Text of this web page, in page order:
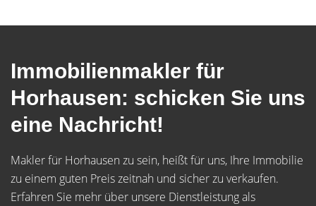
Immobilienmakler für
Horhausen: schicken Sie uns
eine Nachricht!
Makler für Horhausen zu sein, heißt für uns, Ihre Immobilie
zu einem guten Preis zeitnah und sicher zu verkaufen.
Erfahren Sie mehr über unsere Dienstleistung als